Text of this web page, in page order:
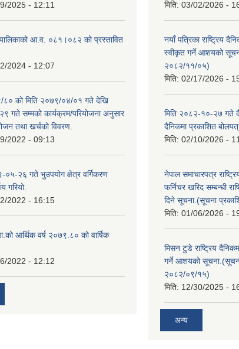
2025 - 12:11
आ.व. ०८१।०८२ को प्रस्तावित
2024 - 12:07
को मिति २०७९/०४/०१ गते देखि
गते सम्मको कार्यक्रम/परियोजना अनुसार
तथा खर्चको विवरण.
2022 - 09:13
०५-२६ गते भुउपयोग क्षेत्र वर्गिकरण
गरियो.
2022 - 16:15
आर्थिक वर्ष २०७९.८० को वार्षिक
2022 - 12:12
मिति: 03/02/2026 -
नयाँ पत्रिका राष्ट्रिय
स्वीकृत गर्ने आशयको
२०८२/११/०५)
मिति: 02/17/2026 -
मिति २०८२-१०-२७ गते
दैनिकमा प्रकाशित
मिति: 02/10/2026 -
नेपाल समाचारपत्र
फर्निचर खरिद सम्बन्धी
दिने सूचना.(सूचना
मिति: 01/06/2026 -
मिसन टुडे राष्ट्रिय
गर्ने आशयको
२०८२/०९/१५)
मिति: 12/30/2025 -
अन्य